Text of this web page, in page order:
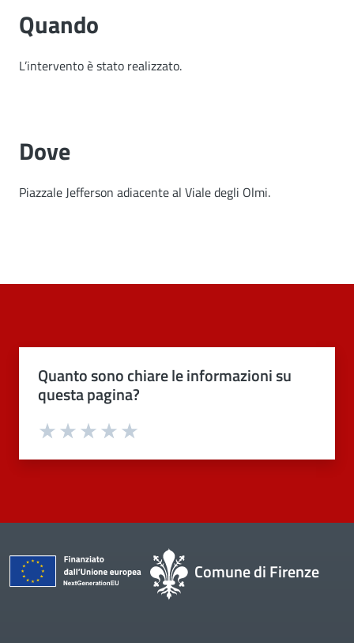
Quando
L’intervento è stato realizzato.
Dove
Piazzale Jefferson adiacente al Viale degli Olmi.
Quanto sono chiare le informazioni su
questa pagina?
Valuta 4 stelle su 5
Valuta 3 stelle su 5
Valuta 2 stelle su 5
Valuta 1 stelle su 5
Comune di Firenze